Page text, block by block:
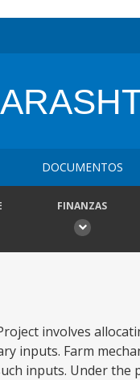
DOCUMENTOS
FINANZAS
involves
inputs. Farm
inputs. Under